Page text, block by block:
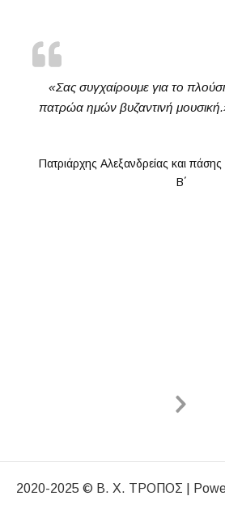
«Σας συγχαίρουμε για το
πατρώα ημών βυζαντινή
Πατριάρχης Αλεξανδρείας και
Β΄
2020-2025 © Β. Χ. ΤΡΟΠΟΣ |